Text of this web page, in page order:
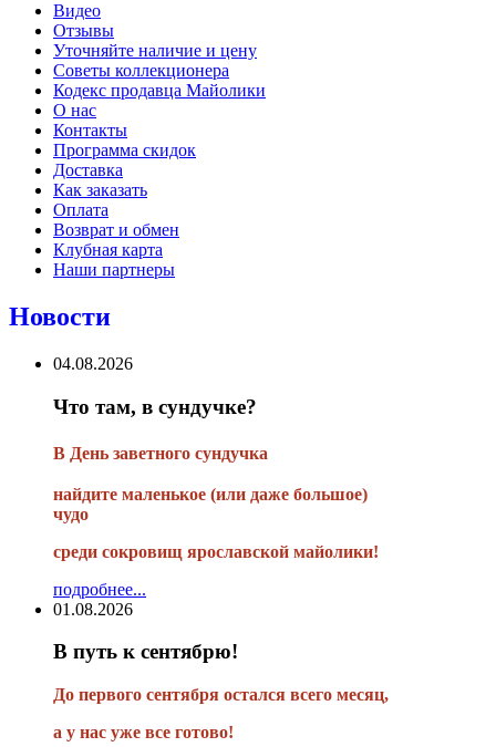
Видео
Отзывы
Уточняйте наличие и цену
Советы коллекционера
Кодекс продавца Майолики
О нас
Контакты
Программа скидок
Доставка
Как заказать
Оплата
Возврат и обмен
Клубная карта
Наши партнеры
Новости
04.08.2026
Что там, в сундучке?
В День заветного сундучка
найдите маленькое (или даже большое)
чудо
среди сокровищ ярославской майолики!
подробнее...
01.08.2026
В путь к сентябрю!
До первого сентября остался всего месяц,
а у нас уже все готово!